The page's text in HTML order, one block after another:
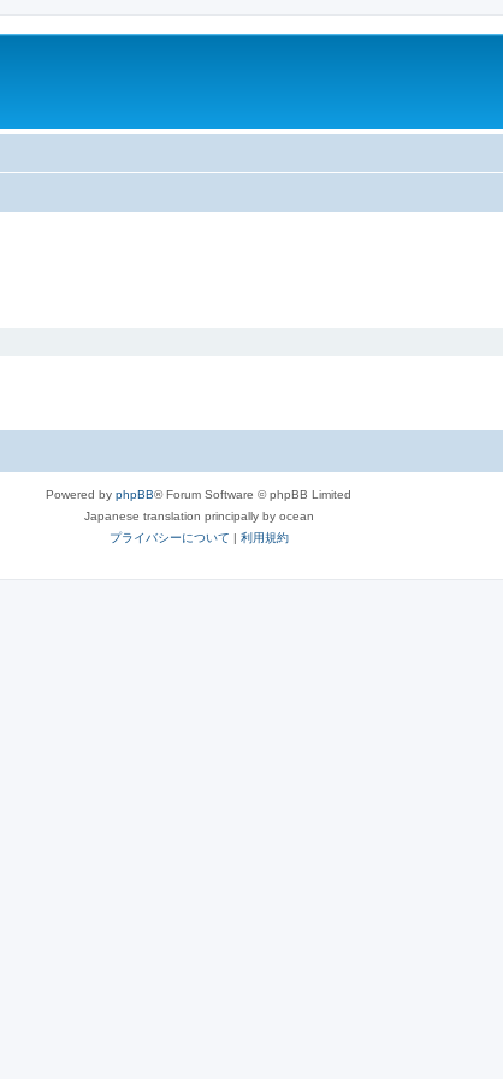
Powered by phpBB® Forum Software © phpBB Limited
Japanese translation principally by ocean
プライバシーについて | 利用規約